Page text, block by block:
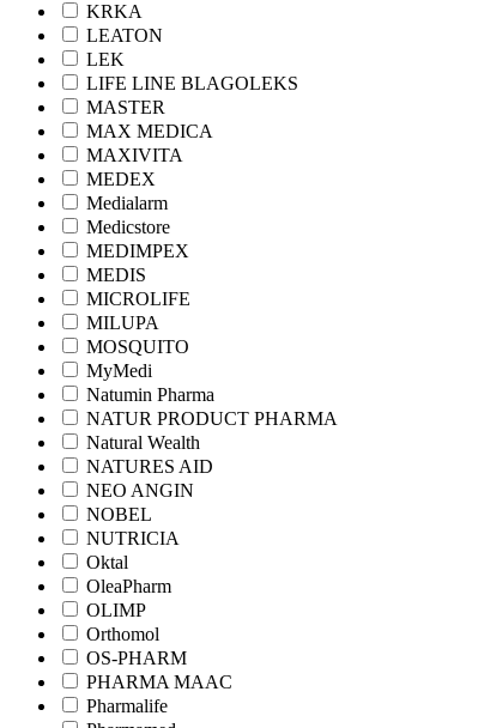
KRKA
LEATON
LEK
LIFE LINE BLAGOLEKS
MASTER
MAX MEDICA
MAXIVITA
MEDEX
Medialarm
Medicstore
MEDIMPEX
MEDIS
MICROLIFE
MILUPA
MOSQUITO
MyMedi
Natumin Pharma
NATUR PRODUCT PHARMA
Natural Wealth
NATURES AID
NEO ANGIN
NOBEL
NUTRICIA
Oktal
OleaPharm
OLIMP
Orthomol
OS-PHARM
PHARMA MAAC
Pharmalife